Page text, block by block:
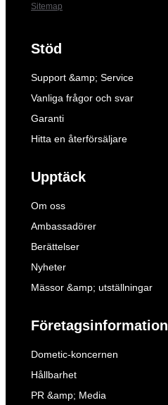
Sitemap
Stöd
Support &amp; Service
Vanliga frågor och svar
Garanti
Hitta en återförsäljare
Upptäck
Om oss
Ambassadörer
Berättelser
Nyheter
Mässor &amp; utställningar
Företagsinformation
Dometic-koncernen
Hållbarhet
PR &amp; Media